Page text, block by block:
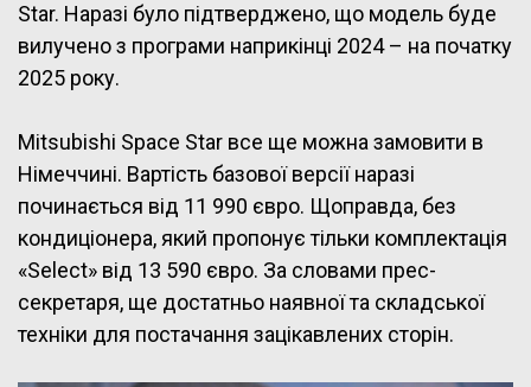
Star. Наразі було підтверджено, що модель буде
вилучено з програми наприкінці 2024 – на початку
2025 року.
Mitsubishi Space Star все ще можна замовити в
Німеччині. Вартість базової версії наразі
починається від 11 990 євро. Щоправда, без
кондиціонера, який пропонує тільки комплектація
«Select» від 13 590 євро. За словами прес-
секретаря, ще достатньо наявної та складської
техніки для постачання зацікавлених сторін.